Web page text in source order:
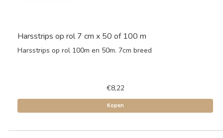
Harsstrips op rol 7 cm x 50 of 100 m
Harsstrips op rol 100m en 50m. 7cm breed
€8,22
Kopen